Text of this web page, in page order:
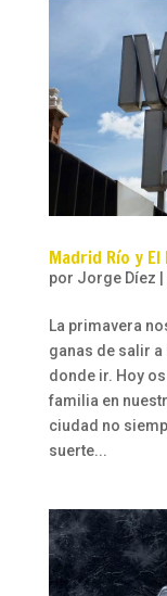
Madrid Río y
por Jorge Díez
La primavera
ganas de salir a
donde ir. Hoy
familia en
ciudad no
suerte...